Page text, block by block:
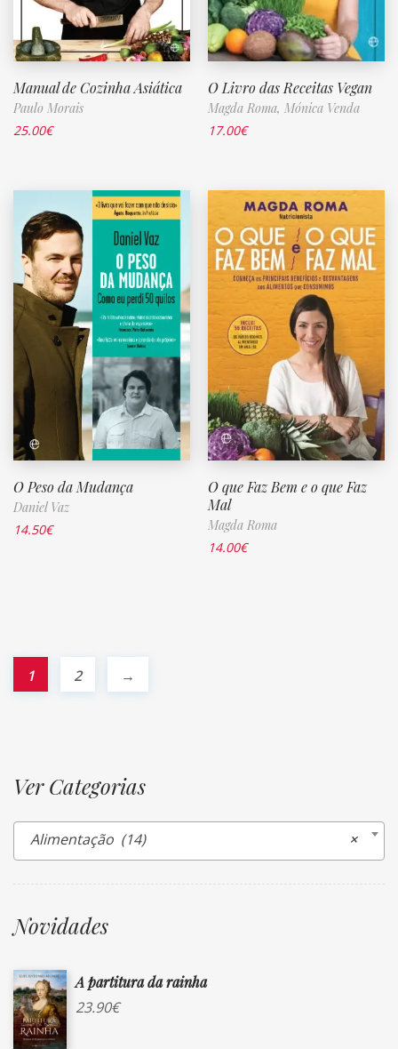
Manual de Cozinha Asiática
Paulo Morais
25.00€
O Livro das Receitas Vegan
Magda Roma, Mónica Venda
17.00€
O Peso da Mudança
Daniel Vaz
14.50€
O que Faz Bem e o que Faz
Mal
Magda Roma
14.00€
1 2 →
Ver Categorias
×
Alimentação (14)
Novidades
A partitura da rainha
23.90€